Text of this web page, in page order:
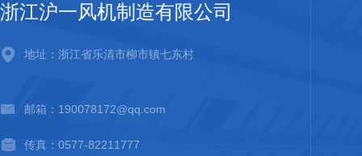
浙江沪一风机制造有限公司
地址：浙江省乐清市柳市镇七东村
邮箱：190078172@qq.com
传真：0577-82211777